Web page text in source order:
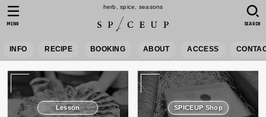
herb, spice, seasons
INFO RECIPE BOOKING ABOUT ACCESS
SEARCH
MENU
Lesson SPICEUP Shop